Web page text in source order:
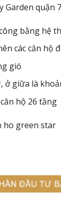
Garden
bằng hệ
các căn hộ
gió
ở giữa là
hộ 26 tầng